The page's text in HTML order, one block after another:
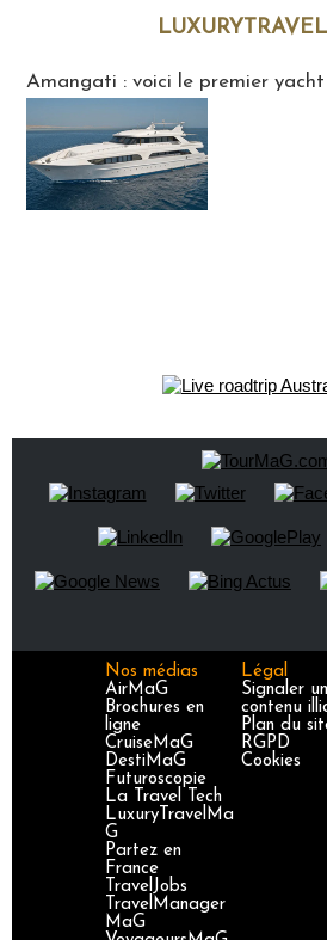
LUXURYTRAVEL
Amangati : voici le premier
Nos médias
AirMaG
Brochures en
ligne
CruiseMaG
DestiMaG
Futuroscopie
La Travel Tech
LuxuryTravelMa
G
Partez en
France
TravelJobs
TravelManager
MaG
Légal
Signaler un
contenu
Plan du
RGPD
Cookies